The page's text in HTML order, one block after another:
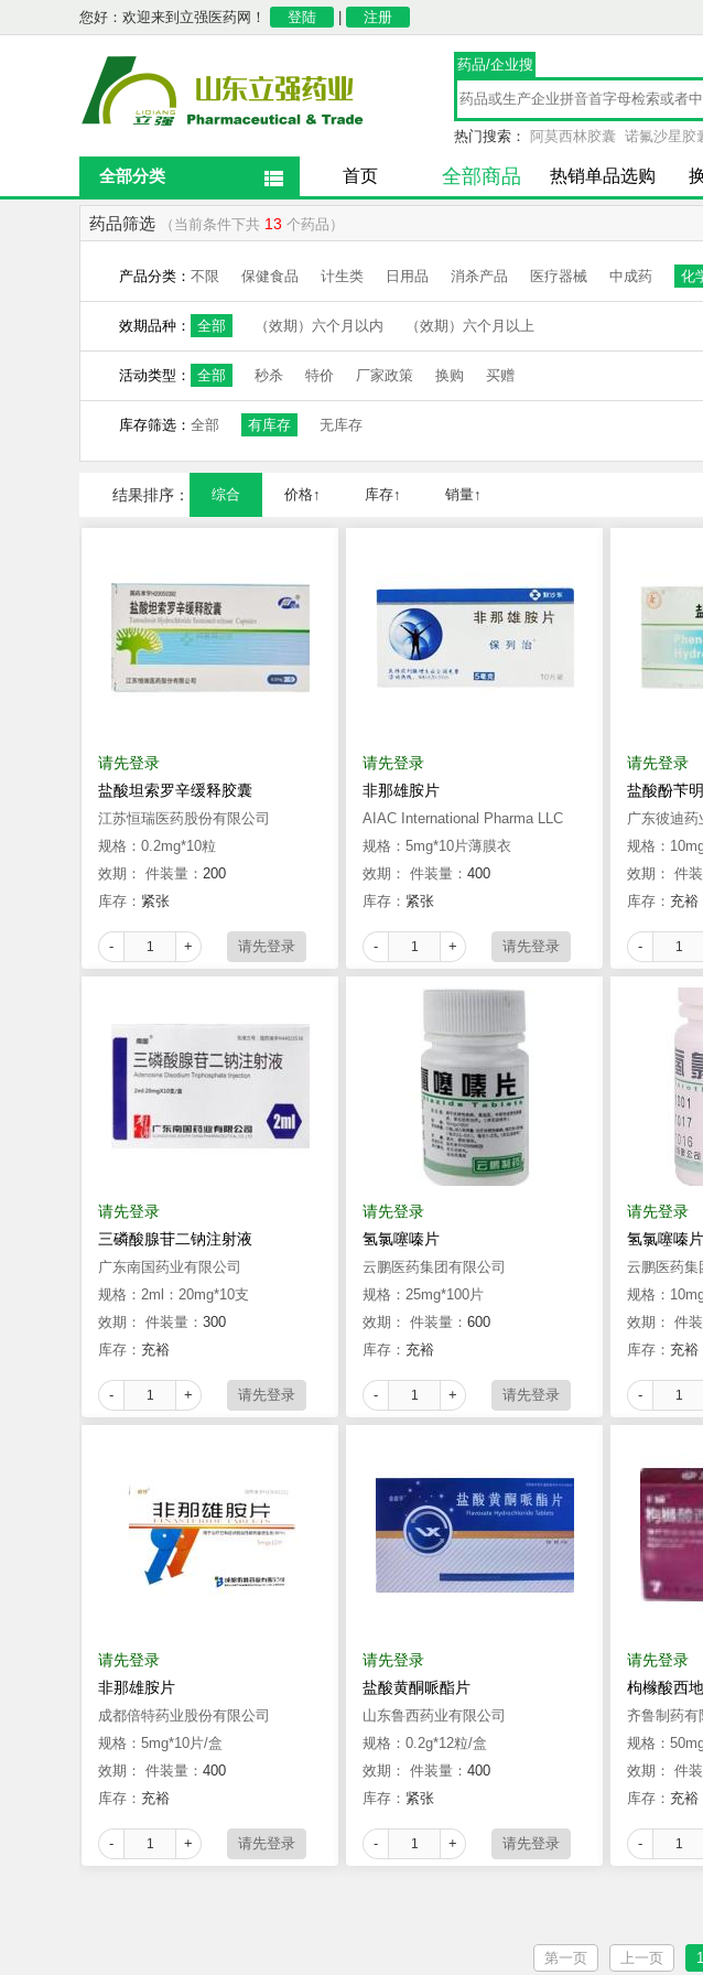
您好：欢迎来到立强医药网！ 登陆 注册
药品/企业搜
索
热门搜索： 阿莫西林胶囊 诺氟沙星胶
全部分类 首页 全部商品 热销单品选购
药品筛选 （当前条件下共 13 个药品）
产品分类： 不限 保健食品 计生类 日用品 消杀产品 医疗器械 中成药 化
效期品种： 全部 （效期）六个月以内 （效期）六个月以上
活动类型： 全部 秒杀 特价 厂家政策 换购 买赠
库存筛选： 全部 有库存 无库存
结果排序： 综合 价格↑ 库存↑ 销量↑
请先登录
盐酸坦索罗辛缓释胶囊
江苏恒瑞医药股份有限公司
规格：0.2mg*10粒
效期： 件装量： 200
库存： 紧张
- +
请先登录
非那雄胺片
AIAC International Pharma LLC
规格：5mg*10片薄膜衣
效期： 件装量： 400
库存： 紧张
- +
请先登录
盐酸酚苄
广东彼迪药
规格：
效期： 件
库存： 充裕
-
请先登录
三磷酸腺苷二钠注射液
广东南国药业有限公司
规格：2ml：20mg*10支
效期： 件装量： 300
库存： 充裕
- +
请先登录
氢氯噻嗪片
云鹏医药集团有限公司
规格：25mg*100片
效期： 件装量： 600
库存： 充裕
- +
请先登录
氢氯噻嗪片
云鹏医药集
规格：
效期： 件
库存： 充裕
-
请先登录
非那雄胺片
成都倍特药业股份有限公司
规格：5mg*10片/盒
效期： 件装量： 400
库存： 充裕
- +
请先登录
盐酸黄酮哌酯片
山东鲁西药业有限公司
规格：0.2g*12粒/盒
效期： 件装量： 400
库存： 紧张
- +
请先登录
枸橼酸西
齐鲁制药有
规格：
效期： 件
库存： 充裕
-
第一页 上一页 1